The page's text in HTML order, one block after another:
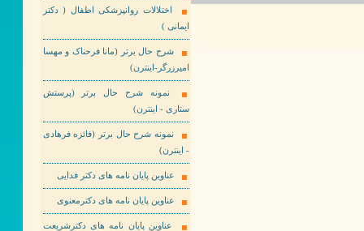
اختلالات روانپزشکی اطفال ( دکتر
ایمانی )
شرح حال برتر (مانا فرحناک و مهسا
امیرزرگر-اینترن)
نمونه شرح حال برتر (پرستش
ستاری - اینترن)
نمونه شرح حال برتر (فائزه فرهادی
- اینترن)
عناوین پایان نامه های دکتر فدایی
عناوین پایان نامه های دکترمعنوی
عناوین پایان نامه های دکترشریعت